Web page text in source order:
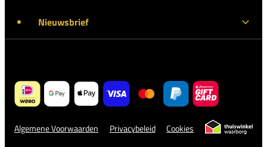
Nieuwsbrief
Algemene Voorwaarden Privacybeleid Cookies